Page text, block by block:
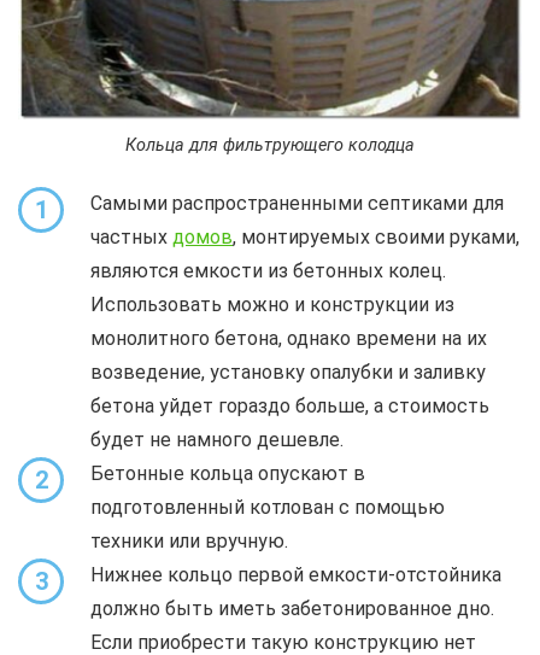
Кольца для фильтрующего колодца
1
Самыми распространенными септиками для
частных домов, монтируемых своими руками,
являются емкости из бетонных колец.
Использовать можно и конструкции из
монолитного бетона, однако времени на их
возведение, установку опалубки и заливку
бетона уйдет гораздо больше, а стоимость
будет не намного дешевле.
2
Бетонные кольца опускают в
подготовленный котлован с помощью
техники или вручную.
3
Нижнее кольцо первой емкости-отстойника
должно быть иметь забетонированное дно.
Если приобрести такую конструкцию нет